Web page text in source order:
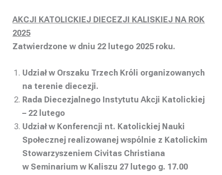
AKCJI KATOLICKIEJ DIECEZJI KALISKIEJ NA ROK
2025
Zatwierdzone w dniu 22 lutego 2025 roku.
Udział w Orszaku Trzech Króli organizowanych
na terenie diecezji.
Rada Diecezjalnego Instytutu Akcji Katolickiej
– 22 lutego
Udział w Konferencji nt. Katolickiej Nauki
Społecznej realizowanej wspólnie z Katolickim
Stowarzyszeniem Civitas Christiana
w Seminarium w Kaliszu 27 lutego g. 17.00